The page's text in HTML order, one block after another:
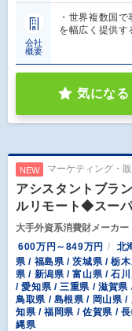
会社
概要
・世界複数国
を幅広く提供
気になる
NEW マーケティング・
アシスタントブラ
ルリモート◆スー
大手外資系消費財メーカー
600万円～849万円
北
県 / 福島県 / 茨城県 / 栃
県 / 新潟県 / 富山県 / 石
/ 愛知県 / 三重県 / 滋賀
鳥取県 / 島根県 / 岡山県
知県 / 福岡県 / 佐賀県 /
縄県